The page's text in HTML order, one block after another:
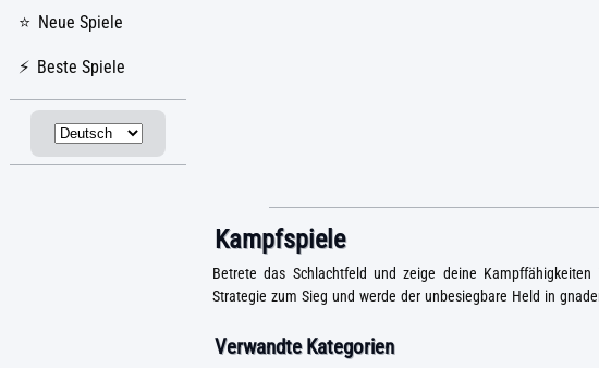
Neue Spiele
Beste Spiele
Kampfspiele
Betrete das Schlachtfeld und zeige deine
Strategie zum Sieg und werde der unbesiegbare Held in
Verwandte Kategorien